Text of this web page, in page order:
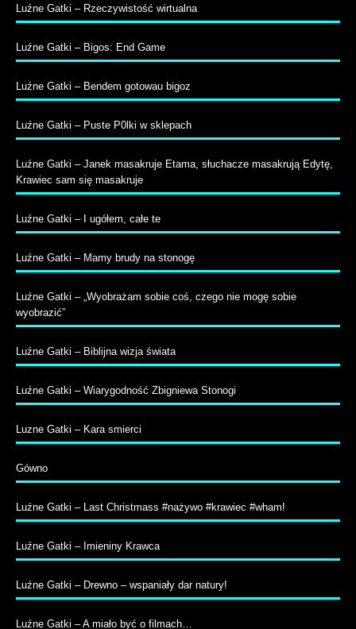
Luźne Gatki – Rzeczywistość wirtualna
Luźne Gatki – Bigos: End Game
Luźne Gatki – Bendem gotowau bigoz
Luźne Gatki – Puste P0lki w sklepach
Luźne Gatki – Janek masakruje Etama, słuchacze masakrują Edytę,
Krawiec sam się masakruje
Luźne Gatki – I ugółem, całe te
Luźne Gatki – Mamy brudy na stonogę
Luźne Gatki – „Wyobrażam sobie coś, czego nie mogę sobie
wyobrazić”
Luźne Gatki – Biblijna wizja świata
Luźne Gatki – Wiarygodność Zbigniewa Stonogi
Luzne Gatki – Kara smierci
Gówno
Luźne Gatki – Last Christmass #nażywo #krawiec #wham!
Luźne Gatki – Imieniny Krawca
Luźne Gatki – Drewno – wspaniały dar natury!
Luźne Gatki – A miało być o filmach…